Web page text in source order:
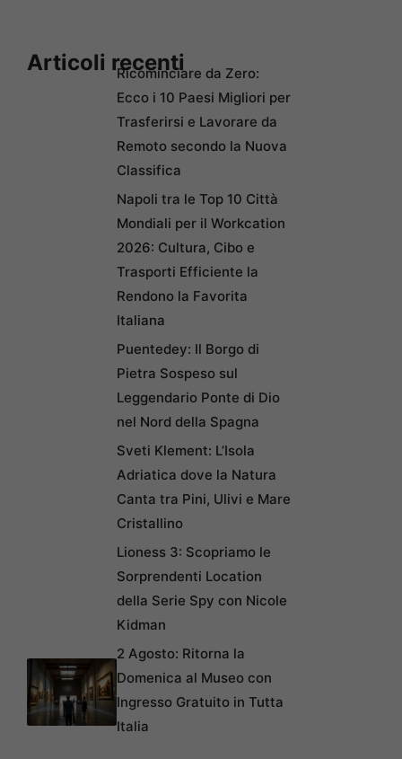
Articoli recentiRicominciare da Zero:
Ecco i 10 Paesi Migliori per
Trasferirsi e Lavorare da
Remoto secondo la Nuova
Classifica
Napoli tra le Top 10 Città
Mondiali per il Workcation
2026: Cultura, Cibo e
Trasporti Efficiente la
Rendono la Favorita
Italiana
Puentedey: Il Borgo di
Pietra Sospeso sul
Leggendario Ponte di Dio
nel Nord della Spagna
Sveti Klement: L’Isola
Adriatica dove la Natura
Canta tra Pini, Ulivi e Mare
Cristallino
Lioness 3: Scopriamo le
Sorprendenti Location
della Serie Spy con Nicole
Kidman
2 Agosto: Ritorna la
Domenica al Museo con
Ingresso Gratuito in Tutta
Italia